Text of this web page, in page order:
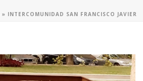
» INTERCOMUNIDAD SAN FRANCISCO JAVIER